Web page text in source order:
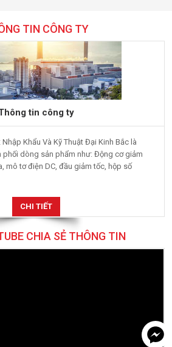
TIN CÔNG TY
tin công ty
Khẩu Và Kỹ Thuật Đại Kinh Bắc là
phối dòng sản phẩm như: Động cơ giảm
mô tơ điện DC, đầu giảm tốc, hộp số
CHI TIẾT
CHIA SẺ THÔNG TIN